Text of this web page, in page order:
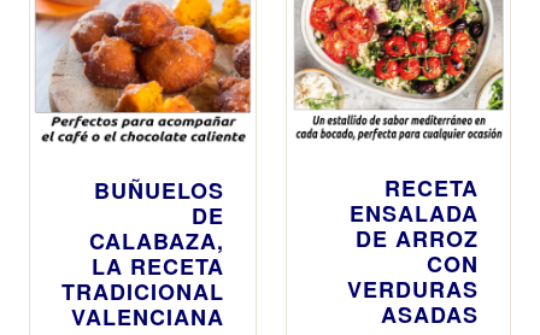
BUÑUELOS
DE
CALABAZA,
LA RECETA
TRADICIONAL
VALENCIANA
RECETA
ENSALADA
DE ARROZ
CON
VERDURAS
ASADAS